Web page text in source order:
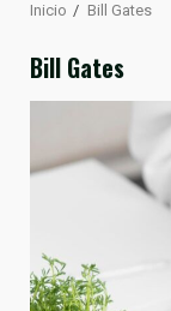
Inicio Bill Gates
Bill Gates